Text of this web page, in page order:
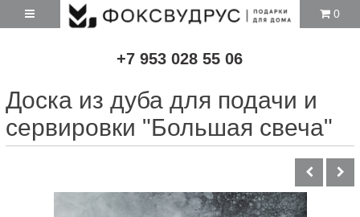
+7 953 028 55 06
0
Доска из дуба для подачи и
сервировки "Большая свеча"